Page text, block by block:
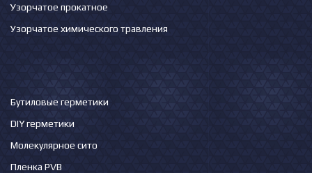
Узорчатое прокатное
Узорчатое химического травления
Бутиловые герметики
DIY герметики
Молекулярное сито
Пленка PVB